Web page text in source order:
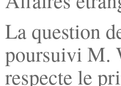
La question
poursuivi M.
respecte le